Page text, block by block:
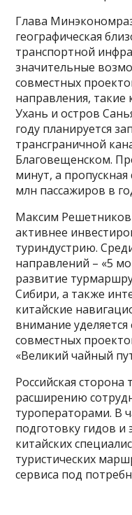
Глава
географическая
транспортной
значительные
совместных
направления,
Ухань и остров
году планируется
трансграничной
Благовещенском.
минут, а пропускная
млн пассажиров в
Максим Решетников
активнее
туриндустрию.
направлений – «5
развитие
Сибири, а также
китайские
внимание
совместных
«Великий чайный
Российская сторона
расширению
туроператорами. В
подготовку гидов и
китайских
туристических
сервиса под